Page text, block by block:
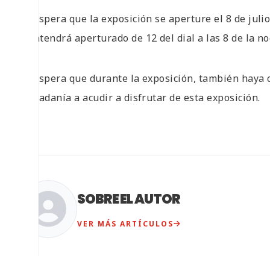
Se espera que la exposición se aperture el 8 de
mantendrá aperturado de 12 del dial a las 8 de la
Se espera que durante la exposición, también
ciudadanía a acudir a disfrutar de esta exposición.
SOBRE EL AUTOR
VER MÁS ARTÍCULOS